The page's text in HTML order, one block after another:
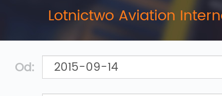
Lotnictwo Aviation
Od: